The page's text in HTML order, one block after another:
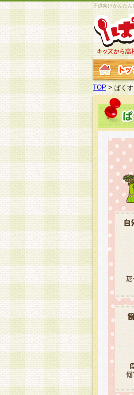
子供向けかんたん
TOP >ぱくす